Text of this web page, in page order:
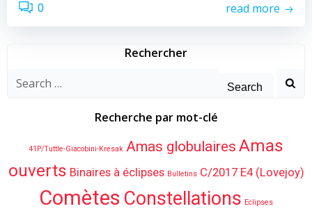
0 read more
Rechercher
Search
Recherche par mot-clé
41P/Tuttle-Giacobini-Kresak Amas globulaires Amas
ouverts Binaires à éclipses Bulletins C/2017 E4 (Lovejoy)
Comètes Constellations Eclipses